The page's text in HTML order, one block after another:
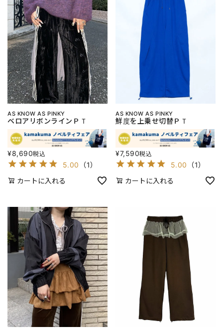
AS KNOW AS PINKY
ベロアリボンラインＰＴ
¥8,690税込
5.00 （1）
カートに入れる
AS KNOW AS PINKY
鮮度を上乗せ切替ＰＴ
¥7,590税込
5.00 （1）
カートに入れる